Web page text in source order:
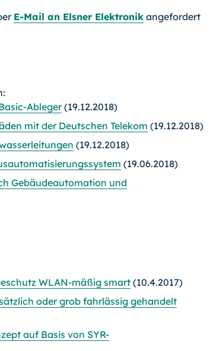
E-Mail an Elsner Elektronik angefordert
Ableger(19.12.2018)
mit der Deutschen Telekom (19.12.2018)
(19.12.2018)
(19.06.2018)
Gebäudeautomation und
WLAN-mäßig smart (10.4.2017)
oder grob fahrlässig gehandelt
auf Basis von SYR-